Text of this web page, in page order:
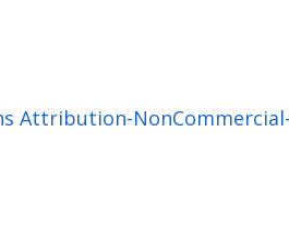
Attribution-